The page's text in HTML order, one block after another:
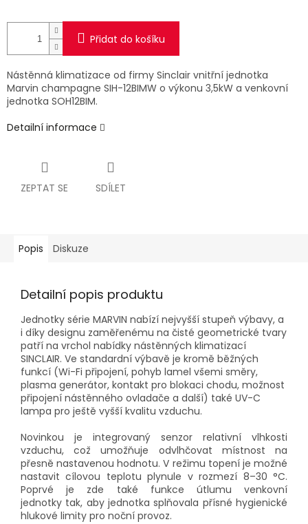
Přidat do košíku
Nástěnná klimatizace od firmy Sinclair vnitřní jednotka
Marvin champagne SIH-12BIMW o výkonu 3,5kW a venkovní
jednotka SOH12BIM.
Detailní informace
ZEPTAT SE SDÍLET
Popis Diskuze
Detailní popis produktu
Jednotky série MARVIN nabízí nejvyšší stupeň výbavy, a
i díky designu zaměřenému na čisté geometrické tvary
patří na vrchol nabídky nástěnných klimatizací
SINCLAIR. Ve standardní výbavě je kromě běžných
funkcí (Wi-Fi připojení, pohyb lamel všemi směry,
plasma generátor, kontakt pro blokaci chodu, možnost
připojení nástěnného ovladače a další) také UV-C
lampa pro ještě vyšší kvalitu vzduchu.
Novinkou je integrovaný senzor relativní vlhkosti
vzduchu, což umožňuje odvlhčovat místnost na
přesně nastavenou hodnotu. V režimu topení je možné
nastavit cílovou teplotu plynule v rozmezí 8–30 °C.
Poprvé je zde také funkce útlumu venkovní
jednotky tak, aby jednotka splňovala přísné hygienické
hlukové limity pro noční provoz.